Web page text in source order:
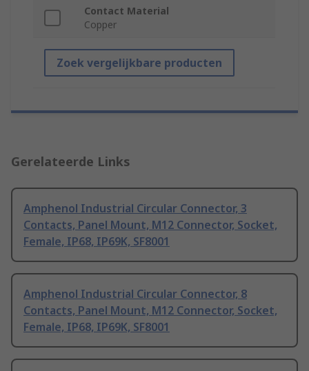
Contact Material
Copper
Zoek vergelijkbare producten
Gerelateerde Links
Amphenol Industrial Circular Connector, 3
Contacts, Panel Mount, M12 Connector, Socket,
Female, IP68, IP69K, SF8001
Amphenol Industrial Circular Connector, 8
Contacts, Panel Mount, M12 Connector, Socket,
Female, IP68, IP69K, SF8001